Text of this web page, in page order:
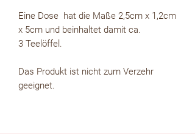
Eine Dose hat die Maße 2,5cm x 1,2cm
x 5cm und beinhaltet damit ca.
3 Teelöffel.
Das Produkt ist nicht zum Verzehr
geeignet.